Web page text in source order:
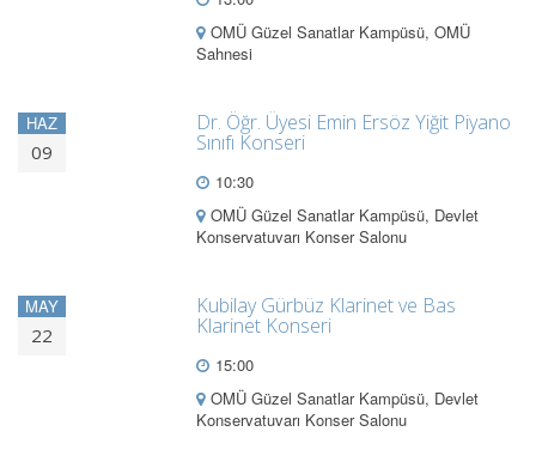
OMÜ Güzel Sanatlar Kampüsü, OMÜ
Sahnesi
HAZ
09
Dr. Öğr. Üyesi Emin Ersöz Yiğit Piyano
Sınıfı Konseri
10:30
OMÜ Güzel Sanatlar Kampüsü, Devlet
Konservatuvarı Konser Salonu
MAY
22
Kubilay Gürbüz Klarinet ve Bas
Klarinet Konseri
15:00
OMÜ Güzel Sanatlar Kampüsü, Devlet
Konservatuvarı Konser Salonu